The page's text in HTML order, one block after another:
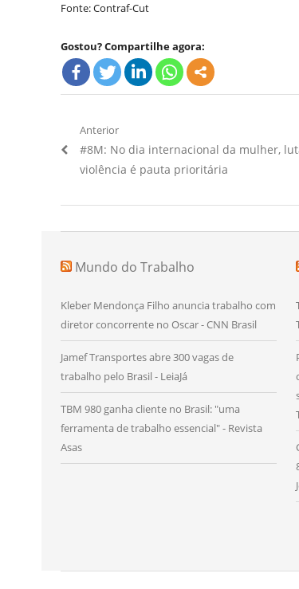
Fonte: Contraf-Cut
Gostou? Compartilhe agora:
Navegação
de
Anterior
Artigo
Anterior:
#8M: No dia internacional da mulher,
violência é pauta prioritária
Mundo do Trabalho
Kleber Mendonça Filho anuncia trabalho com
diretor concorrente no Oscar - CNN Brasil
Jamef Transportes abre 300 vagas de
trabalho pelo Brasil - LeiaJá
TBM 980 ganha cliente no Brasil: "uma
ferramenta de trabalho essencial" - Revista
Asas